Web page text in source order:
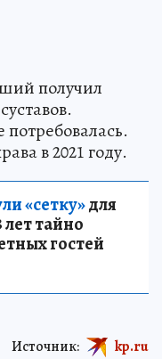
получил
в 2021 году.
«сетку»для
тайно
гостей
Источник: kp.ru